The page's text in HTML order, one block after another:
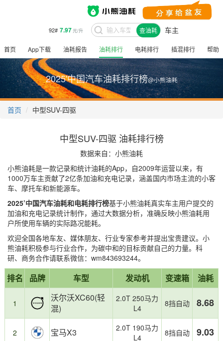
92# 7.97元/升 查油耗 车主
首页 App下载 油耗报告 油耗排行 电耗排行 插混排行 帮助
2025'中国汽车油耗排行榜@小熊油耗
首页 中型SUV-四驱
中型SUV-四驱 油耗排行榜
数据来自：小熊油耗
小熊油耗是一款记录和统计油耗的App，自2009年运营以来，有
1000万车主贡献了2亿条加油和充电记录，涵盖国内市场主流的小客
车、摩托车和新能源车。
2025’中国汽车油耗和电耗排行榜基于小熊油耗真实车主用户提交的
加油和充电记录统计制作，通过大数据分析，准确反映小熊油耗用
户所使用车辆的实际路况能耗。
欢迎全国各地车友、媒体朋友、行业专家参考并提出宝贵建议。小
熊油耗积极参与行业合作，为碳中和的目标贡献自己的力量。科
研、商务合作请联系微信：wm843693244。
报
告
摘
要
本
榜
单
小
熊
上
榜
车
数：
23
款
省
油
TOP3：
第
1
名：
沃
XC60，
第
2
名：
X3，
第
3
名：
GLC，
油
耗
较
TOP3：
第
21
名：
大
第
22
名：
极
光，
第
23
名：
烈
马，
榜
单
特
点：
型
SUV-
排名 品牌 车型 发动机 变速箱 油耗
1
沃尔沃XC60(轻
混)
2.0T 250马力
L4
8挡自动 8.68
2 宝马X3
2.0T 190马力
L4
8挡自动 9.03